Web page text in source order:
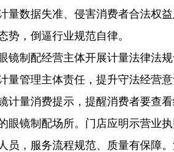
量数据失准、侵害消费者合法权
，倒逼行业规范自律。
镜制配经营主体开展计量法律法
管理主体责任，提升守法经营意
计量消费提示，提醒消费者要查
眼镜制配场所。门店应明示营业
员，服务流程规范、质量有保障